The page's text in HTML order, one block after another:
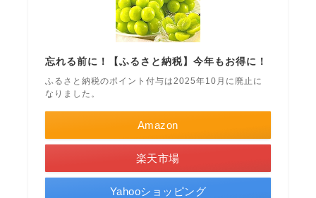
忘れる前に！【ふるさと納税】今年もお得に！
ふるさと納税のポイント付与は2025年10月に廃止に
なりました。
Amazon
楽天市場
Yahooショッピング